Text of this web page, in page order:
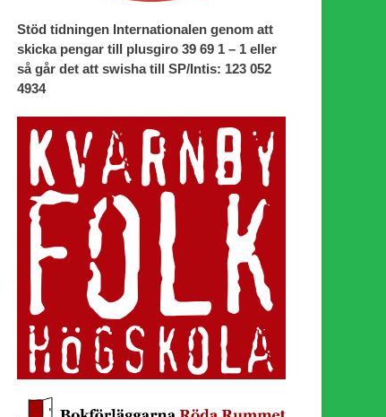
Stöd tidningen Internationalen genom att
skicka pengar till plusgiro 39 69 1 – 1 eller
så går det att swisha till SP/Intis: 123 052
4934